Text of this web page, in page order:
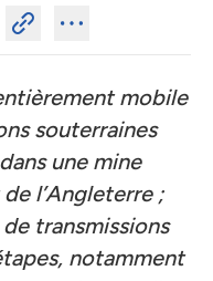
mobile
souterraines
une mine
l’Angleterre ;
transmissions
notamment